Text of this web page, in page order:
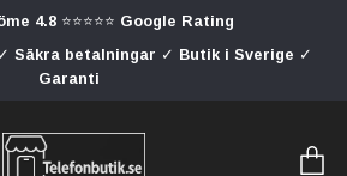
4.8 ⭐⭐⭐⭐⭐ Google Rating
Säkra betalningar ✓ Butik i Sverige ✓
Garanti